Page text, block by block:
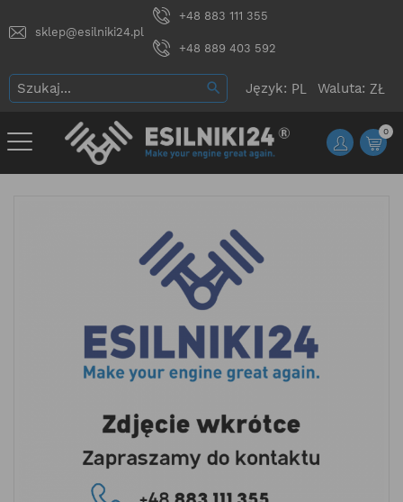
sklep@esilniki24.pl
+48 883 111 355
+48 889 403 592
Język: Waluta:
0